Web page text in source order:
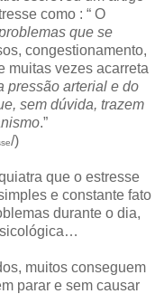
como : “ O
que se
congestionamento,
muitas vezes acarreta
pressão arterial e do
sem dúvida, trazem
.”
/)
que o estresse
e constante fato
durante o dia,
muitos conseguem
parar e sem causar